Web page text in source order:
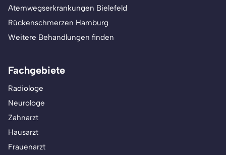
Atemwegserkrankungen Bielefeld
Rückenschmerzen Hamburg
Weitere Behandlungen finden
Fachgebiete
Radiologe
Neurologe
Zahnarzt
Hausarzt
Frauenarzt